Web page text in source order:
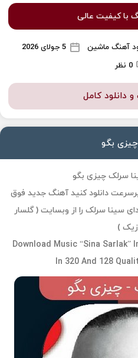
با کیفیت عالی
آهنگ ماشین
5 جولای 2026
0 نظر
دانلود کامل
بگو
سرلک چیزی بگو
دانلود کنید آهنگ جدید فوق
سینا سرلک را از وبسایت ( گلسار
)
Download Music “Sina Sarlak”
In 320 And 128